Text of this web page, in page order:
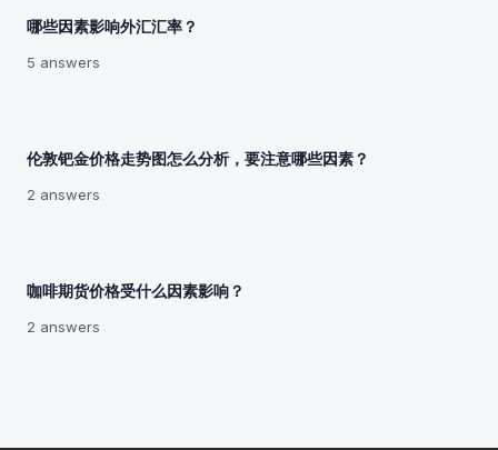
哪些因素影响外汇汇率？
5 answers
伦敦钯金价格走势图怎么分析，要注意哪些因素？
2 answers
咖啡期货价格受什么因素影响？
2 answers